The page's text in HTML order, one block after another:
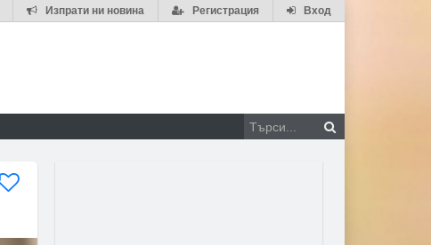
Вход
Регистрация
Изпрати ни новина